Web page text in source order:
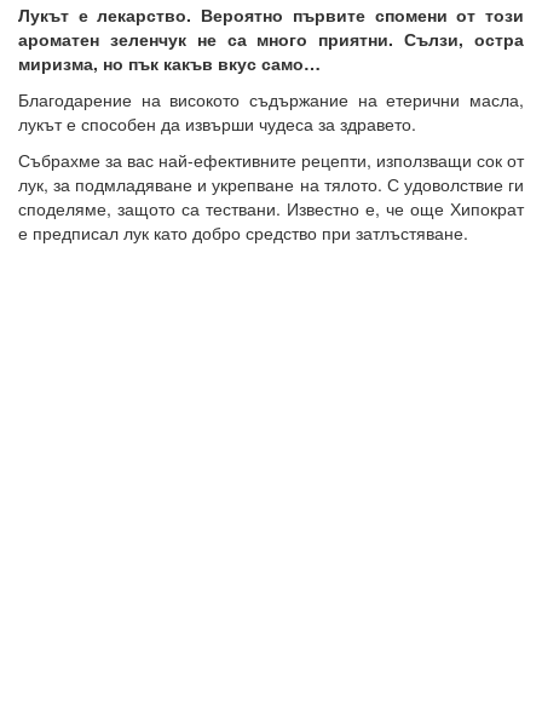
Лукът е лекарство. Вероятно първите спомени от този
ароматен зеленчук не са много приятни. Сълзи, остра
миризма, но пък какъв вкус само…
Благодарение на високото съдържание на етерични масла,
лукът е способен да извърши чудеса за здравето.
Събрахме за вас най-ефективните рецепти, използващи сок от
лук, за подмладяване и укрепване на тялото. С удоволствие ги
споделяме, защото са тествани. Известно е, че още Хипократ
е предписал лук като добро средство при затлъстяване.